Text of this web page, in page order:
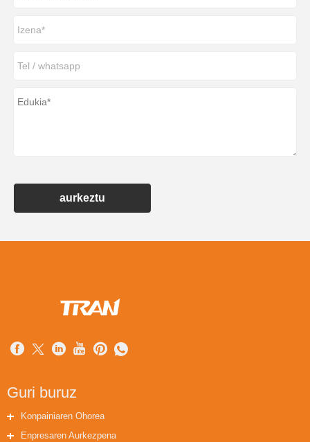
aurkeztu
Guri buruz
Konpainiaren Ohorea
Enpresaren Aurkezpena